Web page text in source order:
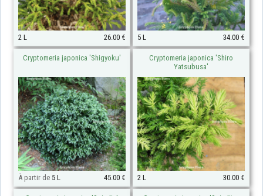
2 L 26.00 € 5 L 34.00 €
Cryptomeria japonica 'Shigyoku'
À partir de 5 L 45.00 €
Cryptomeria japonica 'Shiro
Yatsubusa'
2 L 30.00 €